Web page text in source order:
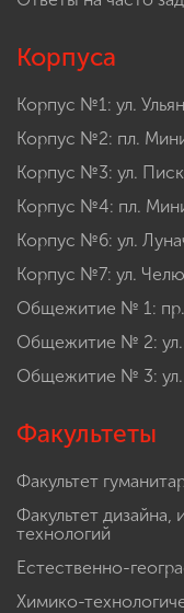
Корпуса
Корпус №1: ул.
Корпус №2: пл.
Корпус №3: ул.
Корпус №4: пл.
Корпус №6: ул.
Корпус №7: ул.
Общежитие № 1: пр.
Общежитие № 2: ул.
Общежитие № 3: ул.
Факультеты
Факультет
Факультет
технологий
Естественно-
Химико-